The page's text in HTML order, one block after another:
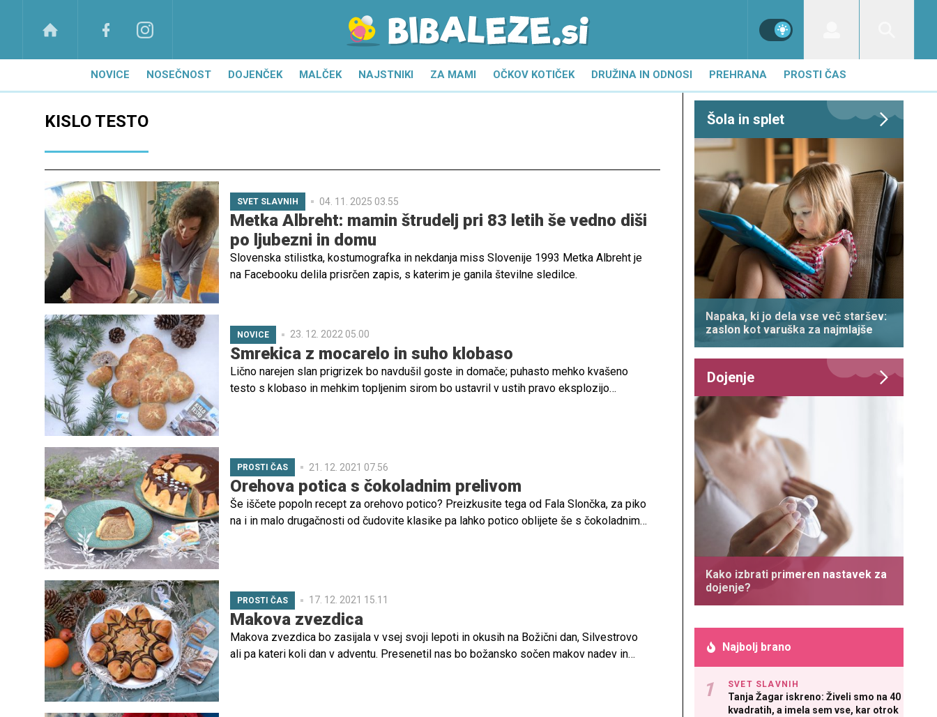
NOVICE NOSEČNOST DOJENČEK MALČEK NAJSTNIKI ZA MAMI OČKOV KOTIČEK DRUŽINA IN ODNOSI PREHRANA PROSTI ČAS
KISLO TESTO
SVET SLAVNIH 04. 11. 2025 03.55
Metka Albreht: mamin štrudelj pri 83 letih še vedno diši
po ljubezni in domu
Slovenska stilistka, kostumografka in nekdanja miss Slovenije 1993 Metka Albreht je
na Facebooku delila prisrčen zapis, s katerim je ganila številne sledilce.
NOVICE 23. 12. 2022 05.00
Smrekica z mocarelo in suho klobaso
Lično narejen slan prigrizek bo navdušil goste in domače; puhasto mehko kvašeno
testo s klobaso in mehkim topljenim sirom bo ustavril v ustih pravo eksplozijo
PROSTI ČAS 21. 12. 2021 07.56
Orehova potica s čokoladnim prelivom
Še iščete popoln recept za orehovo potico? Preizkusite tega od Fala Slončka, za piko
na i in malo drugačnosti od čudovite klasike pa lahko potico oblijete še s čokoladnim
PROSTI ČAS 17. 12. 2021 15.11
Makova zvezdica
Makova zvezdica bo zasijala v vsej svoji lepoti in okusih na Božični dan, Silvestrovo
ali pa kateri koli dan v adventu. Presenetil nas bo božansko sočen makov nadev in
Šola in splet
Napaka, ki jo dela vse več staršev:
zaslon kot varuška za najmlajše
Dojenje
Kako izbrati primeren nastavek za
dojenje?
Najbolj brano
SVET SLAVNIH
Tanja Žagar iskreno: Živeli smo na 40
kvadratih, a imela sem vse, kar otrok